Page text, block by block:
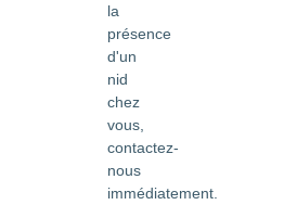
la
présence
d'un
nid
chez
vous,
contactez-
nous
immédiatement.